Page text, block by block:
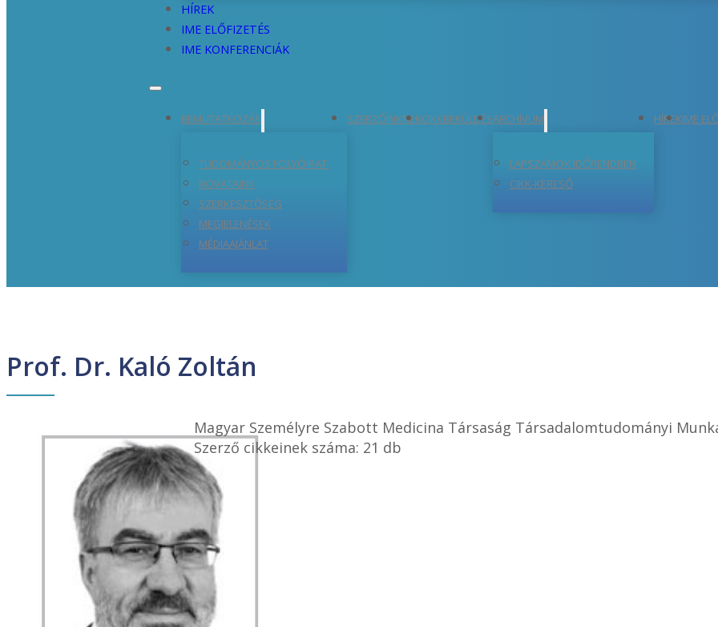
HÍREK
IME ELŐFIZETÉS
IME KONFERENCIÁK
BEMUTATKOZÁS
TUDOMÁNYOS FOLYÓIRAT
ROVATAINK
SZERKESZTŐSÉG
MEGJELENÉSEK
MÉDIAAJÁNLAT
SZERZŐINKNEKCIKKBEKÜLDÉSARCHÍVUM
LAPSZÁMOK IDŐRENDBEN
CIKK-KERESŐ
HÍREKIME
Prof. Dr. Kaló Zoltán
Magyar Személyre Szabott Medicina Társaság Társadalomtudományi
Szerző cikkeinek száma: 21 db